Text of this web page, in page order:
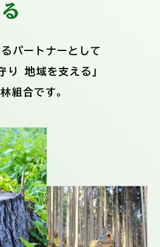
パートナーとして
り 地域を支える」
組合です。